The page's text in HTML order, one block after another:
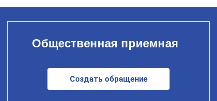
Общественная приемная
Создать обращение